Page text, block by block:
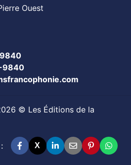
Ouest
9840
© Les Éditions de la
X